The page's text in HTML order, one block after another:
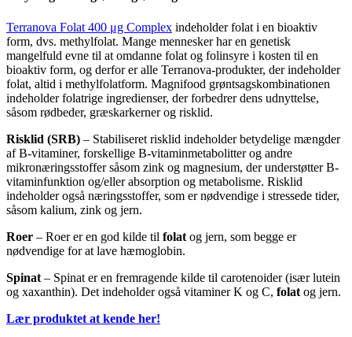
Terranova Folat 400 μg Complex indeholder folat i en bioaktiv
form, dvs. methylfolat. Mange mennesker har en genetisk
mangelfuld evne til at omdanne folat og folinsyre i kosten til en
bioaktiv form, og derfor er alle Terranova-produkter, der indeholder
folat, altid i methylfolatform. Magnifood grøntsagskombinationen
indeholder folatrige ingredienser, der forbedrer dens udnyttelse,
såsom rødbeder, græskarkerner og risklid.
Risklid (SRB) – Stabiliseret risklid indeholder betydelige mængder
af B-vitaminer, forskellige B-vitaminmetabolitter og andre
mikronæringsstoffer såsom zink og magnesium, der understøtter B-
vitaminfunktion og/eller absorption og metabolisme. Risklid
indeholder også næringsstoffer, som er nødvendige i stressede tider,
såsom kalium, zink og jern.
Roer – Roer er en god kilde til folat og jern, som begge er
nødvendige for at lave hæmoglobin.
Spinat – Spinat er en fremragende kilde til carotenoider (især lutein
og xaxanthin). Det indeholder også vitaminer K og C, folat og jern.
Lær produktet at kende her!